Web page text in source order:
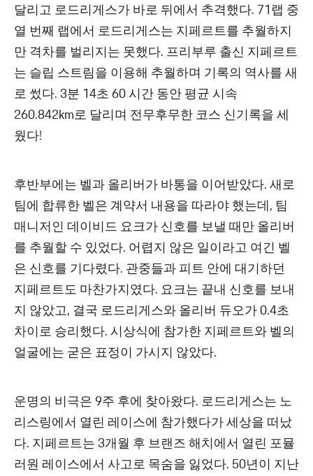
달리고 로드리게스가 바로 뒤에서 추격했다. 71랩 중
열 번째 랩에서 로드리게스는 지페르트를 추월하지
만 격차를 벌리지는 못했다. 프리부루 출신 지페르트
는 슬립 스트림을 이용해 추월하며 기록의 역사를 새
로 썼다. 3분 14초 60 시간 동안 평균 시속
260.842km로 달리며 전무후무한 코스 신기록을 세
웠다!
후반부에는 벨과 올리버가 바통을 이어받았다. 새로
팀에 합류한 벨은 계약서 내용을 따라야 했는데, 팀
매니저인 데이비드 요크가 신호를 보낼 때만 올리버
를 추월할 수 있었다. 어렵지 않은 일이라고 여긴 벨
은 신호를 기다렸다. 관중들과 피트 안에 대기하던
지페르트도 마찬가지였다. 요크는 끝내 신호를 보내
지 않았고, 결국 로드리게스와 올리버 듀오가 0.4초
차이로 승리했다. 시상식에 참가한 지페르트와 벨의
얼굴에는 굳은 표정이 가시지 않았다.
운명의 비극은 9주 후에 찾아왔다. 로드리게스는 노
리스링에서 열린 레이스에 참가했다가 세상을 떠났
다. 지페르트는 3개월 후 브랜즈 해치에서 열린 포뮬
러원 레이스에서 사고로 목숨을 잃었다. 50년이 지난